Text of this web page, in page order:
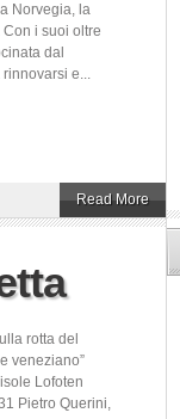
Norvegia, la
i suoi oltre
dal
e...
Read More
rotta del
veneziano”
Lofoten
Pietro Querini,